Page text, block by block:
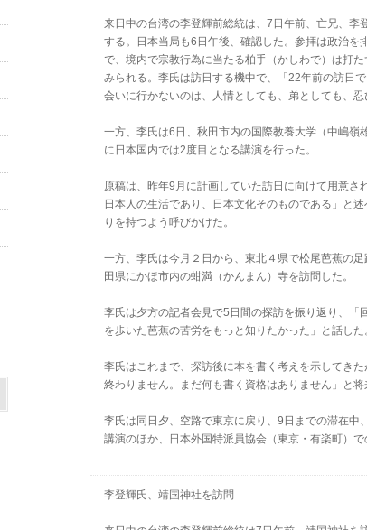
来日中の台湾の李登輝前総統は、7日午前、亡兄、
する。日本当局も6日午後、確認した。参拝は政治
で、境内で宗教行為に当たる柏手（かしわで）は打
みられる。李氏は訪日する機中で、「22年前の訪日
会いに行かないのは、人情としても、弟としても、忍
一方、李氏は6日、秋田市内の国際教養大学（中嶋
に日本国内では2度目となる講演を行った。
原稿は、昨年9月に計画していた訪日に向けて用意
日本人の生活であり、日本文化そのものである」と
りを持つよう呼びかけた。
一方、李氏は今月２日から、東北４県で松尾芭蕉の
田県にかほ市内の蚶満（かんまん）寺を訪問した。
李氏は夕方の記者会見で5日間の探訪を振り返り、
を歩いた芭蕉の苦労をもっと知りたかった」と話した
李氏はこれまで、探訪後に本を書く考えを示してき
終わりません。まだ何も書く資格はありません」と将
李氏は同日夕、空路で東京に戻り、9日までの滞在
講演のほか、日本外国特派員協会（東京・有楽町）
李登輝氏、靖国神社を訪問